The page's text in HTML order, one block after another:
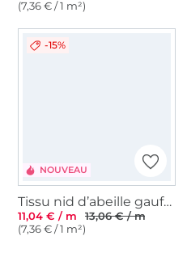
(7,36 € / 1 m²)
NOUVEAU
-15%
Tissu nid d’abeille gaufré Ariana, kaki
11,04 € / m
13,06 € / m
(7,36 € / 1 m²)